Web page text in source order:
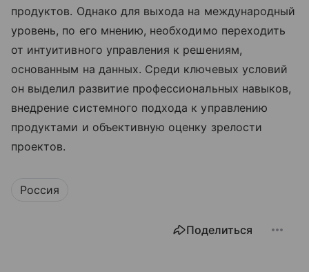
продуктов. Однако для выхода на международный
уровень, по его мнению, необходимо переходить
от интуитивного управления к решениям,
основанным на данных. Среди ключевых условий
он выделил развитие профессиональных навыков,
внедрение системного подхода к управлению
продуктами и объективную оценку зрелости
проектов.
Россия
Поделиться